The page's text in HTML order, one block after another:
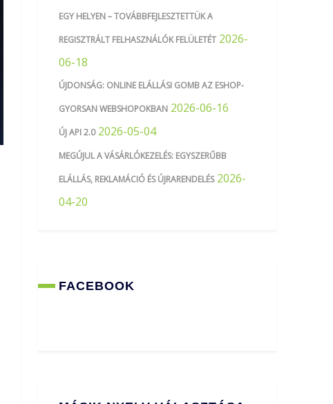
EGY HELYEN – TOVÁBBFEJLESZTETTÜK A
REGISZTRÁLT FELHASZNÁLÓK FELÜLETÉT 2026-
06-18
ÚJDONSÁG: ONLINE ELÁLLÁSI GOMB AZ ESHOP-
GYORSAN WEBSHOPOKBAN 2026-06-16
ÚJ API 2.0 2026-05-04
MEGÚJUL A VÁSÁRLÓKEZELÉS: EGYSZERŰBB
ELÁLLÁS, REKLAMÁCIÓ ÉS ÚJRARENDELÉS 2026-
04-20
FACEBOOK